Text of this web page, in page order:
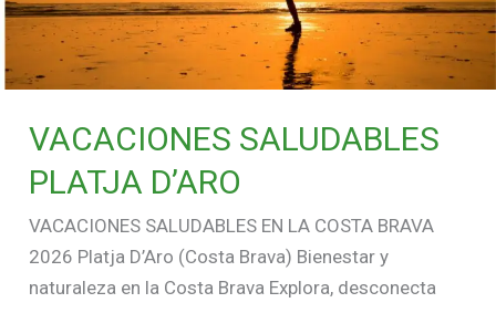
VACACIONES SALUDABLES
PLATJA D’ARO
VACACIONES SALUDABLES EN LA COSTA BRAVA
2026 Platja D’Aro (Costa Brava) Bienestar y
naturaleza en la Costa Brava Explora, desconecta